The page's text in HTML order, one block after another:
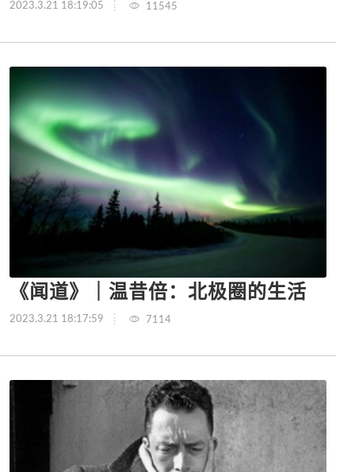
2023.3.21 18:19:05 11545
《闻道》｜温昔倍：北极圈的生活
2023.3.21 18:17:59 7114